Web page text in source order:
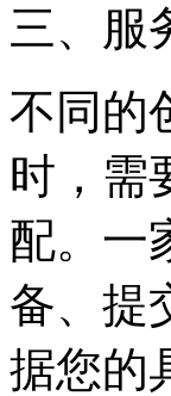
三、服
不同的
时，需
配。一
备、提
据您的